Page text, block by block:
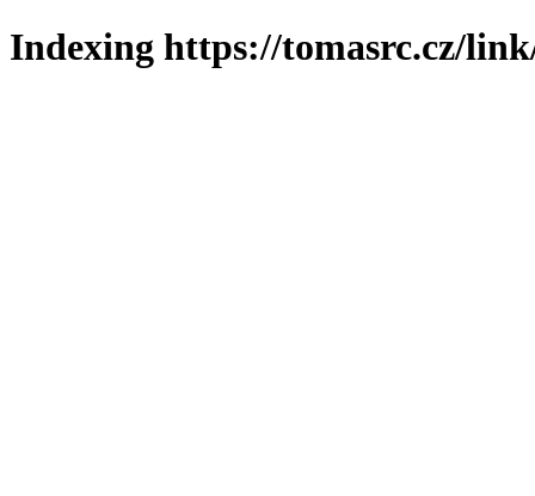
Indexing https://tomasrc.cz/